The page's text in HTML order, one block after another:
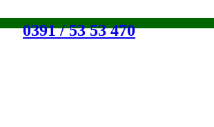
0391 / 53 53 470